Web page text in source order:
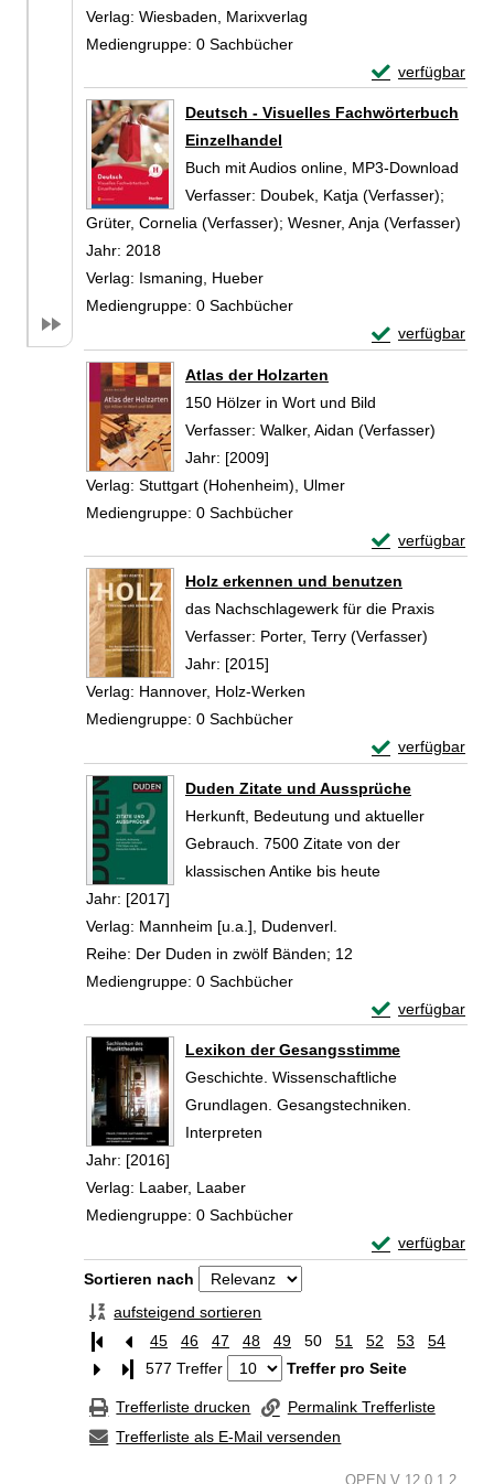
Verlag: Wiesbaden, Marixverlag
Mediengruppe: 0 Sachbücher
verfügbar
Exemplar-
Deutsch - Visuelles Fachwörterbuch
Einzelhandel
Buch mit Audios online, MP3-Download
Verfasser: Doubek, Katja (Verfasser);
Grüter, Cornelia (Verfasser); Wesner, Anja (Verfasser)
Jahr: 2018
Verlag: Ismaning, Hueber
Mediengruppe: 0 Sachbücher
verfügbar
Exemplar-
Atlas der Holzarten
150 Hölzer in Wort und Bild
Verfasser: Walker, Aidan (Verfasser)
Jahr: [2009]
Verlag: Stuttgart (Hohenheim), Ulmer
Mediengruppe: 0 Sachbücher
verfügbar
Exemplar-
Holz erkennen und benutzen
das Nachschlagewerk für die Praxis
Verfasser: Porter, Terry (Verfasser)
Jahr: [2015]
Verlag: Hannover, Holz-Werken
Mediengruppe: 0 Sachbücher
verfügbar
Exemplar-
Duden Zitate und Aussprüche
Herkunft, Bedeutung und aktueller
Gebrauch. 7500 Zitate von der
klassischen Antike bis heute
Suche nach diesem Verfasser
Jahr: [2017]
Verlag: Mannheim [u.a.], Dudenverl.
Reihe: Der Duden in zwölf Bänden; 12
Mediengruppe: 0 Sachbücher
verfügbar
Exemplar-
Lexikon der Gesangsstimme
Geschichte. Wissenschaftliche
Grundlagen. Gesangstechniken.
Interpreten
Suche nach diesem Verfasser
Jahr: [2016]
Verlag: Laaber, Laaber
Mediengruppe: 0 Sachbücher
verfügbar
Exemplar-
Zu den Suchfiltern springen
Sortieren nach
aufsteigend sortieren
45
46 47 48 49 50 51 52 53
54
Letzte Seite
577 Treffer Treffer pro Seite
Trefferliste drucken
Permalink Trefferliste
Trefferliste als E-Mail versenden
OPEN V 12.0.1.2